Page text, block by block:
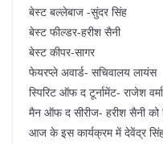
बेस्ट बल्लेबाज -सुंदर सिंह
बेस्ट फील्डर-हरीश सैनी
बेस्ट कीपर-सागर
फेयरप्ले अवार्ड- सचिवालय लायंस
स्पिरिट ऑफ द टूर्नामेंट- राजेश वर्मा
मैन ऑफ द सीरीज- हरीश सैनी को
आज के इस कार्यक्रम में देवेंद्र सिंह